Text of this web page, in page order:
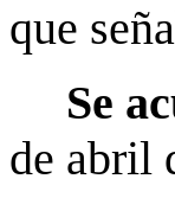
que
Se
de abril